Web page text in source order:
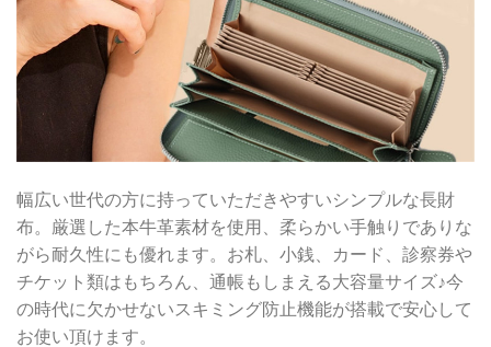
幅広い世代の方に持っていただきやすいシンプルな長財
布。厳選した本牛革素材を使用、柔らかい手触りでありな
がら耐久性にも優れます。お札、小銭、カード、診察券や
チケット類はもちろん、通帳もしまえる大容量サイズ♪今
の時代に欠かせないスキミング防止機能が搭載で安心して
お使い頂けます。